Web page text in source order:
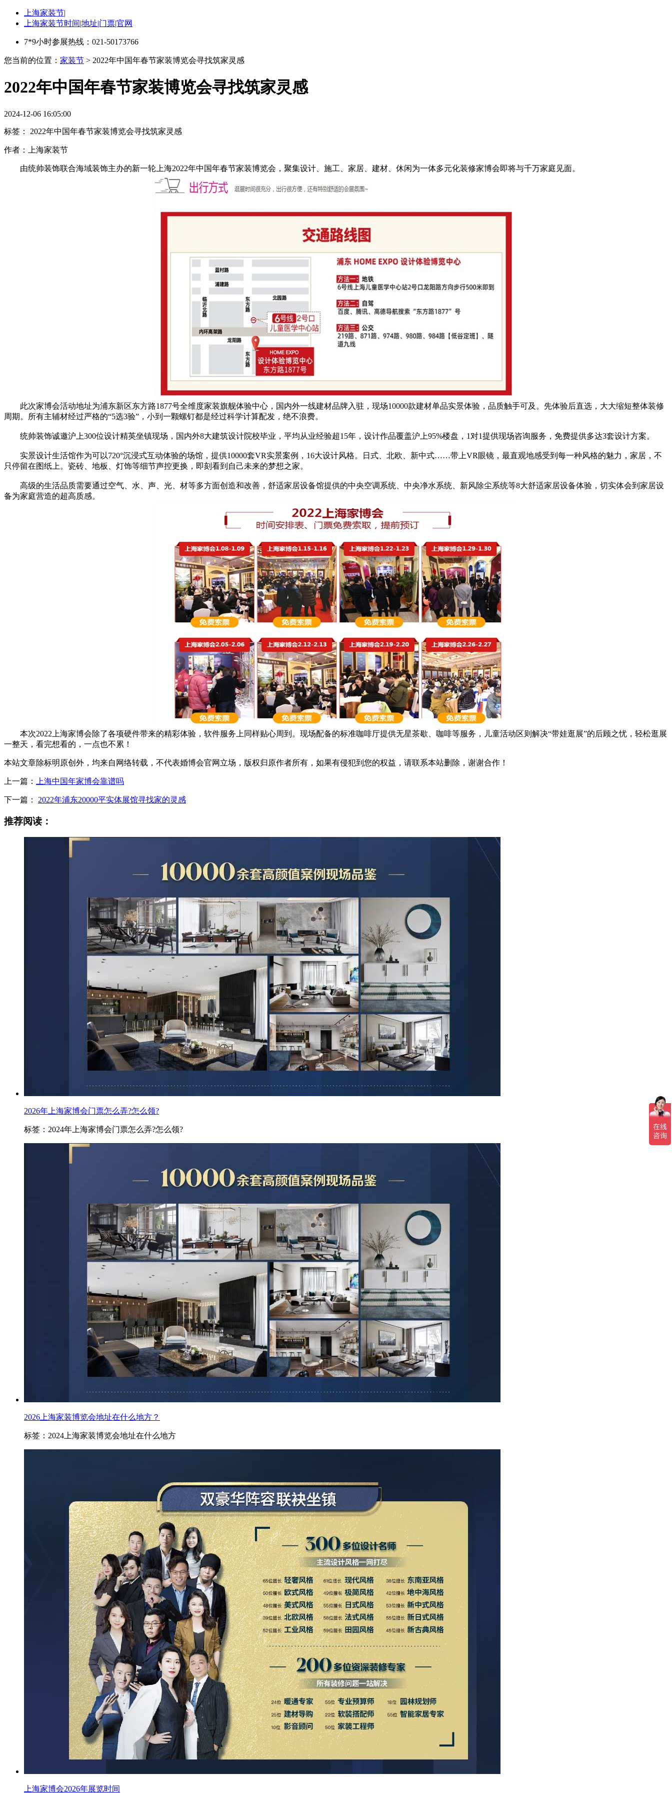
上海家装节|
上海家装节时间|地址|门票|官网
7*9小时参展热线：021-50173766
您当前的位置： 家装节 > 2022年中国年春节家装博览会寻找筑家灵感
2022年中国年春节家装博览会寻找筑家灵感
2024-12-06 16:05:00
标签： 2022年中国年春节家装博览会寻找筑家灵感
作者： 上海家装节
由统帅装饰联合海域装饰主办的新一轮上海2022年中国年春节家装博览会，聚集设计、施工、家居、建材、休闲为一体多元化装修家博会即将与千万家庭见面。
此次家博会活动地址为浦东新区东方路1877号全维度家装旗舰体验中心，国内外一线建材品牌入驻，现场10000款建材单品实景体验，品质触手可及。先体验后直选，大大缩短整体装修
周期。所有主辅材经过严格的“5选3验”，小到一颗螺钉都是经过科学计算配发，绝不浪费。
统帅装饰诚邀沪上300位设计精英坐镇现场，国内外8大建筑设计院校毕业，平均从业经验超15年，设计作品覆盖沪上95%楼盘，1对1提供现场咨询服务，免费提供多达3套设计方案。
实景设计生活馆作为可以720°沉浸式互动体验的场馆，提供10000套VR实景案例，16大设计风格。日式、北欧、新中式……带上VR眼镜，最直观地感受到每一种风格的魅力，家居，不
只停留在图纸上。瓷砖、地板、灯饰等细节声控更换，即刻看到自己未来的梦想之家。
高级的生活品质需要通过空气、水、声、光、材等多方面创造和改善，舒适家居设备馆提供的中央空调系统、中央净水系统、新风除尘系统等8大舒适家居设备体验，切实体会到家居设
备为家庭营造的超高质感。
本次2022上海家博会除了各项硬件带来的精彩体验，软件服务上同样贴心周到。现场配备的标准咖啡厅提供无星茶歇、咖啡等服务，儿童活动区则解决“带娃逛展”的后顾之忧，轻松逛展
一整天，看完想看的，一点也不累！
本站文章除标明原创外，均来自网络转载，不代表婚博会官网立场，版权归原作者所有，如果有侵犯到您的权益，请联系本站删除，谢谢合作！
上一篇： 上海中国年家博会靠谱吗
下一篇： 2022年浦东20000平实体展馆寻找家的灵感
推荐阅读：
2026年上海家博会门票怎么弄?怎么领?
标签：2024年上海家博会门票怎么弄?怎么领?
2026上海家装博览会地址在什么地方？
标签：2024上海家装博览会地址在什么地方
上海家博会2026年展览时间